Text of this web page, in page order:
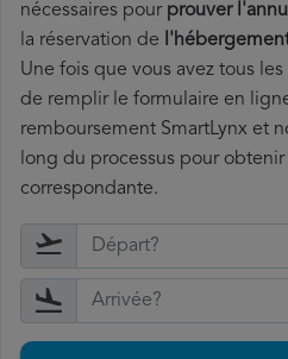
nécessaires pour prouver
la réservation de
Une fois que vous avez tous
de remplir le formulaire en
remboursement SmartLynx et
long du processus pour
correspondante.